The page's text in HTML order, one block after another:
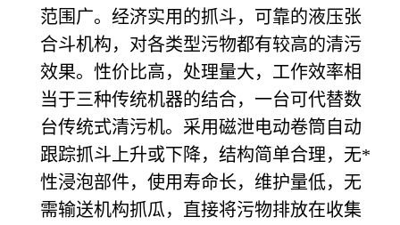
范围广。经济实用的抓斗，可靠的液压张
合斗机构，对各类型污物都有较高的清污
效果。性价比高，处理量大，工作效率相
当于三种传统机器的结合，一台可代替数
台传统式清污机。采用磁泄电动卷筒自动
跟踪抓斗上升或下降，结构简单合理，无*
性浸泡部件，使用寿命长，维护量低，无
需输送机构抓瓜，直接将污物排放在收集